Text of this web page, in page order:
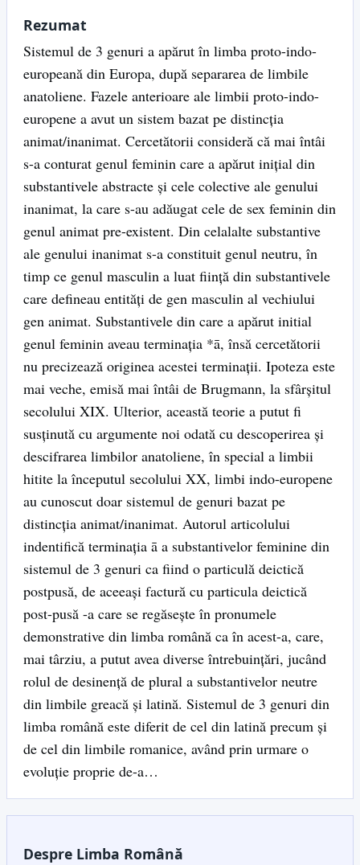
Rezumat
Sistemul de 3 genuri a apărut în limba proto-indo-
europeană din Europa, după separarea de limbile
anatoliene. Fazele anterioare ale limbii proto-indo-
europene a avut un sistem bazat pe distincția
animat/inanimat. Cercetătorii consideră că mai întâi
s-a conturat genul feminin care a apărut inițial din
substantivele abstracte și cele colective ale genului
inanimat, la care s-au adăugat cele de sex feminin din
genul animat pre-existent. Din celalalte substantive
ale genului inanimat s-a constituit genul neutru, în
timp ce genul masculin a luat ființă din substantivele
care defineau entități de gen masculin al vechiului
gen animat. Substantivele din care a apărut initial
genul feminin aveau terminația *ā, însă cercetătorii
nu precizează originea acestei terminații. Ipoteza este
mai veche, emisă mai întâi de Brugmann, la sfârșitul
secolului XIX. Ulterior, această teorie a putut fi
susținută cu argumente noi odată cu descoperirea și
descifrarea limbilor anatoliene, în special a limbii
hitite la începutul secolului XX, limbi indo-europene
au cunoscut doar sistemul de genuri bazat pe
distincția animat/inanimat. Autorul articolului
indentifică terminația ā a substantivelor feminine din
sistemul de 3 genuri ca fiind o particulă deictică
postpusă, de aceeași factură cu particula deictică
post-pusă -a care se regăsește în pronumele
demonstrative din limba română ca în acest-a, care,
mai târziu, a putut avea diverse întrebuințări, jucând
rolul de desinență de plural a substantivelor neutre
din limbile greacă și latină. Sistemul de 3 genuri din
limba română este diferit de cel din latină precum și
de cel din limbile romanice, având prin urmare o
evoluție proprie de-a…
Despre Limba Română